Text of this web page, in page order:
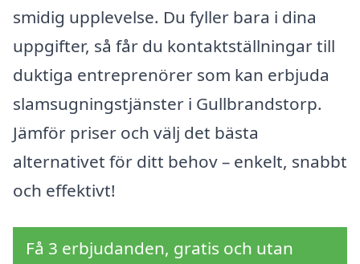
smidig upplevelse. Du fyller bara i dina
uppgifter, så får du kontaktställningar till
duktiga entreprenörer som kan erbjuda
slamsugningstjänster i Gullbrandstorp.
Jämför priser och välj det bästa
alternativet för ditt behov – enkelt, snabbt
och effektivt!
Få 3 erbjudanden, gratis och utan